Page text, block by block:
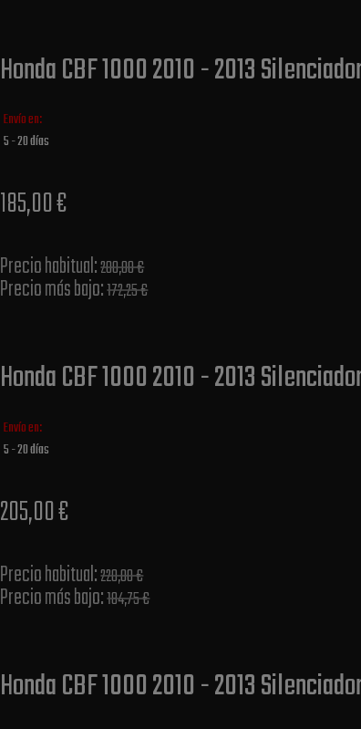
Honda CBF 1000 2010 - 2013
Envío en:
5 - 20 días
185,00 €
Precio habitual​:200,00 €
Precio más bajo​:172,25 €
Honda CBF 1000 2010 - 2013
Envío en:
5 - 20 días
205,00 €
Precio habitual​:220,00 €
Precio más bajo​:184,75 €
Honda CBF 1000 2010 - 2013